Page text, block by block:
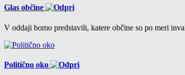
Glas občine
V oddaji bomo predstavili, katere občine so po meri
Politično oko